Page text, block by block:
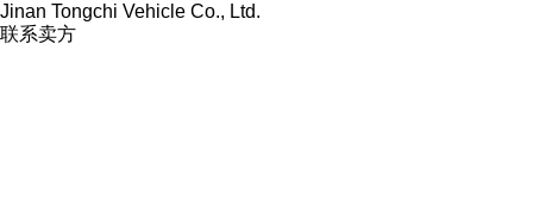
Jinan Tongchi Vehicle Co., Ltd.
联系卖方